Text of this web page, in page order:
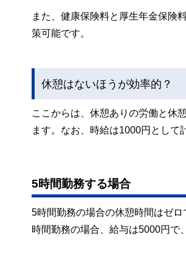
また、健康保険料と厚生年金保険
策可能です。
休憩はないほうが効率的？
ここからは、休憩ありの労働と休
ます。なお、時給は1000円として
5時間勤務する場合
5時間勤務の場合の休憩時間はゼ
時間勤務の場合、給与は5000円で